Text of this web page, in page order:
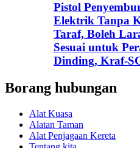
Pistol
Elektrik Tanpa
Taraf, Boleh
Sesuai untuk
Dinding, Kraf-
Borang hubungan
Alat Kuasa
Alatan Taman
Alat Penjagaan Kereta